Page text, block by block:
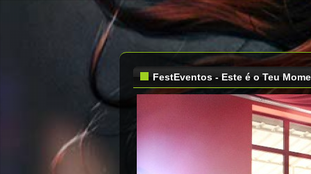
FestEventos - Este é o Teu